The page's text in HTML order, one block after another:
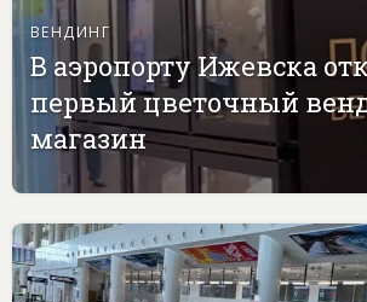
ВЕНДИНГ
В аэропорту Ижевска
первый цветочный
магазин